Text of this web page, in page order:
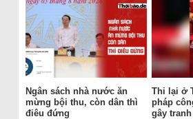
Ngân sách nhà nước ăn
mừng bội thu, còn dân thì
điêu đứng
Thi lại ở
pháp
gây